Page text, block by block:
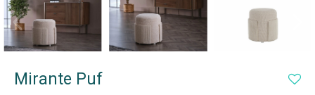
Mirante Puf